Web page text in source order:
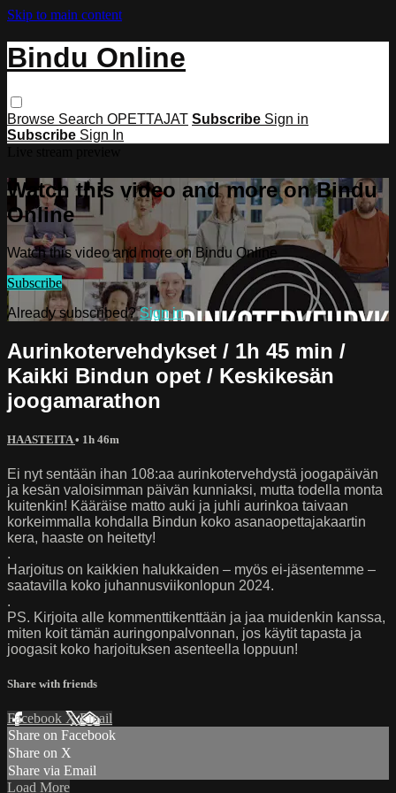
Skip to main content
Bindu Online
Browse Search OPETTAJAT Subscribe Sign in
Subscribe Sign In
Watch this video and more on Bindu
Online
Watch this video and more on Bindu Online
Subscribe
Already subscribed?Sign in
Aurinkotervehdykset / 1h 45 min /
Kaikki Bindun opet / Keskikesän
joogamarathon
HAASTEITA• 1h 46m
Ei nyt sentään ihan 108:aa aurinkotervehdystä joogapäivän
ja kesän valoisimman päivän kunniaksi, mutta todella monta
kuitenkin! Kääräise matto auki ja juhli aurinkoa taivaan
korkeimmalla kohdalla Bindun koko asanaopettajakaartin
kera, haaste on heitetty!
.
Harjoitus on kaikkien halukkaiden – myös ei-jäsentemme –
saatavilla koko juhannusviikonlopun 2024.
.
PS. Kirjoita alle kommenttikenttään ja jaa muidenkin kanssa,
miten koit tämän auringonpalvonnan, jos käytit tapasta ja
joogasit koko harjoituksen asenteella loppuun!
Share with friends
Facebook XEmail
Share on Facebook
Share on X
Share via Email
Load More